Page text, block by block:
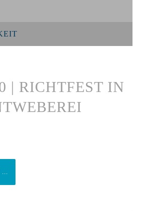
| RICHTFEST IN
...